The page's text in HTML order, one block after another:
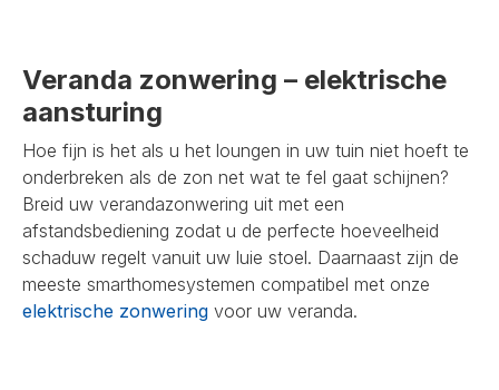
Veranda zonwering – elektrische
aansturing
Hoe fijn is het als u het loungen in uw tuin niet hoeft te
onderbreken als de zon net wat te fel gaat schijnen?
Breid uw verandazonwering uit met een
afstandsbediening zodat u de perfecte hoeveelheid
schaduw regelt vanuit uw luie stoel. Daarnaast zijn de
meeste smarthomesystemen compatibel met onze
elektrische zonwering voor uw veranda.